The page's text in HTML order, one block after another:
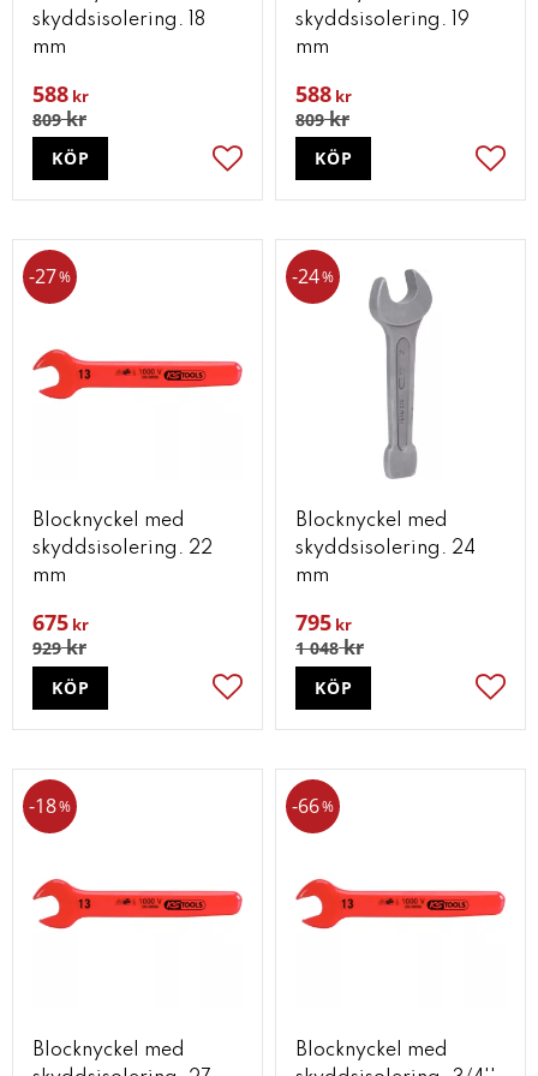
skyddsisolering. 18
mm
588 kr
809kr
Lägg till i favoriter
KÖP
skyddsisolering. 19
mm
588 kr
809kr
KÖP
Blocknyckel med
skyddsisolering. 22
mm
675 kr
929kr
27%
Lägg till i favoriter
KÖP
Blocknyckel med
skyddsisolering. 24
mm
795 kr
1 048kr
24%
KÖP
Blocknyckel med
18%
Blocknyckel med
66%